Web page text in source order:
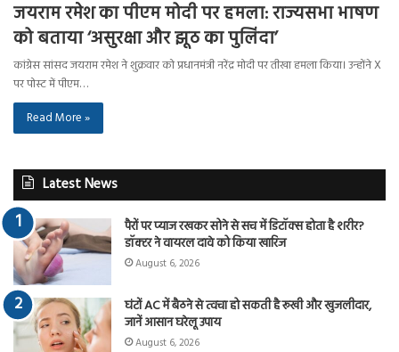
जयराम रमेश का पीएम मोदी पर हमला: राज्यसभा भाषण
को बताया ‘असुरक्षा और झूठ का पुलिंदा’
कांग्रेस सांसद जयराम रमेश ने शुक्रवार को प्रधानमंत्री नरेंद्र मोदी पर तीखा हमला किया। उन्होंने X
पर पोस्ट में पीएम…
Read More »
Latest News
पैरों पर प्याज रखकर सोने से सच में डिटॉक्स होता है शरीर?
डॉक्टर ने वायरल दावे को किया खारिज
August 6, 2026
घंटों AC में बैठने से त्वचा हो सकती है रूखी और खुजलीदार,
जानें आसान घरेलू उपाय
August 6, 2026